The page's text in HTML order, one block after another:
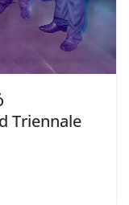
Τriennale